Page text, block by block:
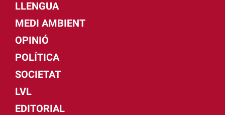
LLENGUA
MEDI AMBIENT
OPINIÓ
POLÍTICA
SOCIETAT
LVL
EDITORIAL